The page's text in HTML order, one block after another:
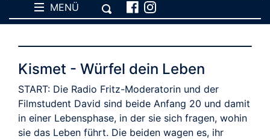
MENÜ
Kismet - Würfel dein Leben
START: Die Radio Fritz-Moderatorin und der
Filmstudent David sind beide Anfang 20 und damit
in einer Lebensphase, in der sie sich fragen, wohin
sie das Leben führt. Die beiden wagen es, ihr